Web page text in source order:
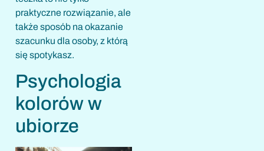
praktyczne rozwiązanie, ale
także sposób na okazanie
szacunku dla osoby, z którą
się spotykasz.
Psychologia
kolorów w
ubiorze